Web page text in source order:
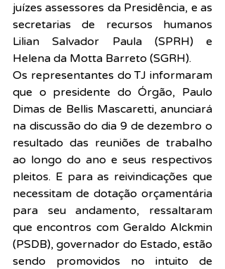
juízes assessores da Presidência, e as
secretarias de recursos humanos
Lilian Salvador Paula (SPRH) e
Helena da Motta Barreto (SGRH).
Os representantes do TJ informaram
que o presidente do Órgão, Paulo
Dimas de Bellis Mascaretti, anunciará
na discussão do dia 9 de dezembro o
resultado das reuniões de trabalho
ao longo do ano e seus respectivos
pleitos. E para as reivindicações que
necessitam de dotação orçamentária
para seu andamento, ressaltaram
que encontros com Geraldo Alckmin
(PSDB), governador do Estado, estão
sendo promovidos no intuito de